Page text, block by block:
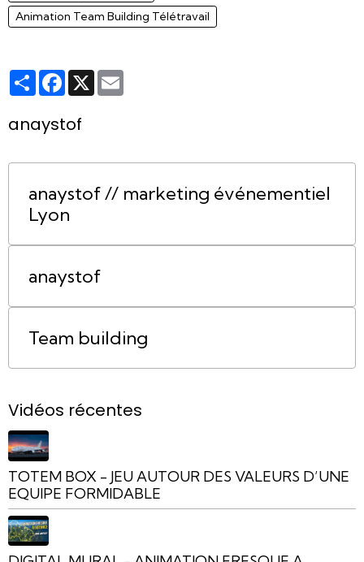
Animation Team Building Télétravail
PartagerFacebook
X
anaystof
anaystof // marketing événementiel
Lyon
anaystof
Team building
Vidéos récentes
TOTEM BOX - JEU AUTOUR DES VALEURS D’UNE
EQUIPE FORMIDABLE